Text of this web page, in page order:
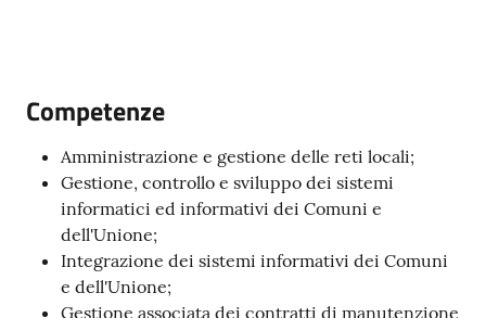
Seguici
Competenze
Amministrazione e gestione delle reti locali;
Gestione, controllo e sviluppo dei sistemi
informatici ed informativi dei Comuni e
dell'Unione;
Integrazione dei sistemi informativi dei Comuni
e dell'Unione;
Gestione associata dei contratti di manutenzione